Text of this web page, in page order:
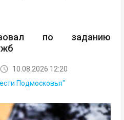
по заданию
10.08.2026 12:20
Подмосковья"